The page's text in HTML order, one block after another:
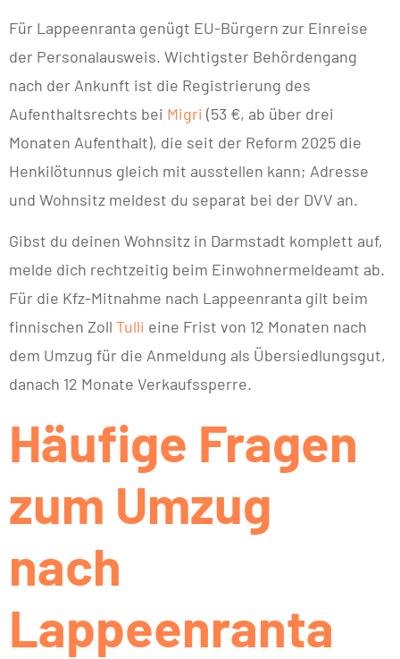
Für Lappeenranta genügt EU-Bürgern zur Einreise
der Personalausweis. Wichtigster Behördengang
nach der Ankunft ist die Registrierung des
Aufenthaltsrechts bei Migri (53 €, ab über drei
Monaten Aufenthalt), die seit der Reform 2025 die
Henkilötunnus gleich mit ausstellen kann; Adresse
und Wohnsitz meldest du separat bei der DVV an.
Gibst du deinen Wohnsitz in Darmstadt komplett auf,
melde dich rechtzeitig beim Einwohnermeldeamt ab.
Für die Kfz-Mitnahme nach Lappeenranta gilt beim
finnischen Zoll Tulli eine Frist von 12 Monaten nach
dem Umzug für die Anmeldung als Übersiedlungsgut,
danach 12 Monate Verkaufssperre.
Häufige Fragen
zum Umzug
nach
Lappeenranta